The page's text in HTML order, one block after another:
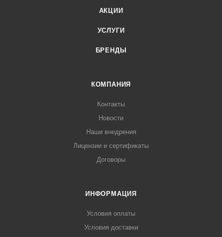
АКЦИИ
УСЛУГИ
БРЕНДЫ
КОМПАНИЯ
Контакты
Новости
Наши внедрения
Лицензии и сертификаты
Договоры
ИНФОРМАЦИЯ
Условия оплаты
Условия доставки